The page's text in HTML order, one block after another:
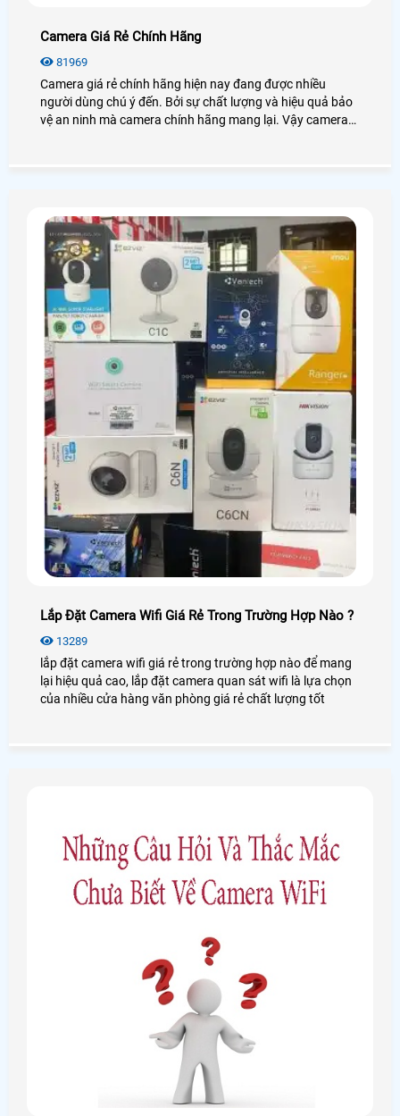
Camera Giá Rẻ Chính Hãng
81969
Camera giá rẻ chính hãng hiện nay đang được nhiều
người dùng chú ý đến. Bởi sự chất lượng và hiệu quả bảo
vệ an ninh mà camera chính hãng mang lại. Vậy camera
Lắp Đặt Camera Wifi Giá Rẻ Trong Trường Hợp Nào ?
13289
lắp đặt camera wifi giá rẻ trong trường hợp nào để mang
lại hiệu quả cao, lắp đặt camera quan sát wifi là lựa chọn
của nhiều cửa hàng văn phòng giá rẻ chất lượng tốt